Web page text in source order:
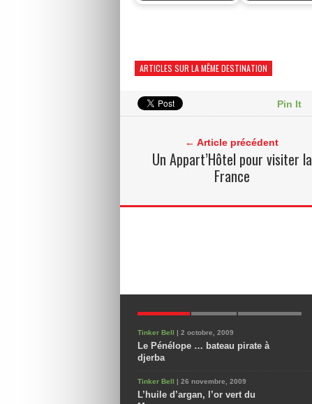
ARTICLES SUR LA MÊME DESTINATION
Pin It
← Article précédent
Un Appart’Hôtel pour visiter la
France
Tinker Bell | 2 octobre, 2009
Le Pénélope … bateau pirate à
djerba
Tinker Bell | 26 novembre, 2009
L’huile d’argan, l’or vert du